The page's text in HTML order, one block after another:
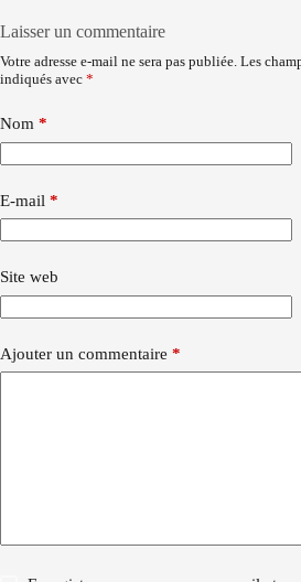
Laisser un commentaire
Votre adresse e-mail ne sera pas publiée. Les
indiqués avec *
Nom *
E-mail *
Site web
Ajouter un commentaire *